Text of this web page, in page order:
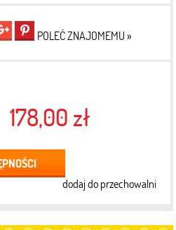
POLEĆ ZNAJOMEMU »
178,00 zł
dodaj do przechowalni